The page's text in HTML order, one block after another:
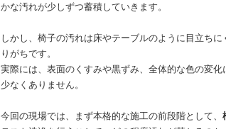
かな汚れが少しずつ蓄積していきます。
しかし、椅子の汚れは床やテーブルのように目立ち
りがちです。
実際には、表面のくすみや黒ずみ、全体的な色の変
少なくありません。
今回の現場では、まず本格的な施工の前段階として、